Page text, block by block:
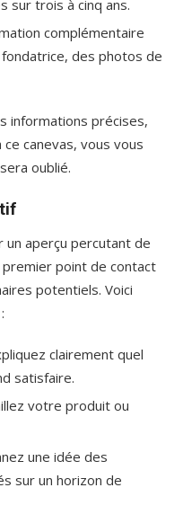
sur trois à cinq ans.
complémentaire
fondatrice, des photos de
informations précises,
canevas, vous vous
oublié.
un aperçu percutant de
point de contact
potentiels. Voici
clairement quel
satisfaire.
votre produit ou
une idée des
sur un horizon de